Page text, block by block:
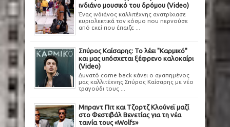
ινδιάνο μουσικό του δρόμου (Video)
Ένας ινδιάνος καλλιτέχνης ανατρίχιασε
κυριολεκτικά τον κόσμο που περνούσε
από εκεί που έπαιζε ...
Σπύρος Καίσαρης: Το λέει "Καρμικό"
και μας υπόσχεται ξέφρενο καλοκαίρι
(Video)
Δυνατό come back κάνει ο αγαπημένος
μας καλλιτέχνης Σπύρος Καίσαρης με νέο
τραγούδι τους ...
Μπραντ Πιτ και Τζορτζ Κλούνεϊ μαζί
στο Φεστιβάλ Βενετίας για τη νέα
ταινία τους «Wolfs»